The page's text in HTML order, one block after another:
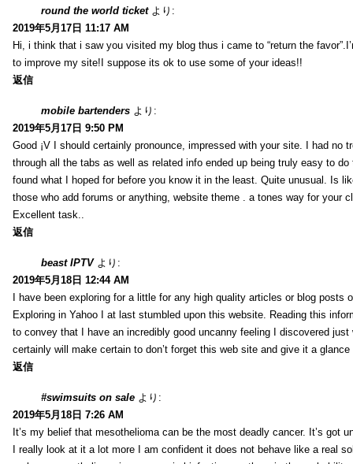
round the world ticket より:
2019年5月17日 11:17 AM
Hi, i think that i saw you visited my blog thus i came to “return the
to improve my site!I suppose its ok to use some of your ideas!!
返信
mobile bartenders より:
2019年5月17日 9:50 PM
Good ¡V I should certainly pronounce, impressed with your site. I had no
through all the tabs as well as related info ended up being truly easy to
found what I hoped for before you know it in the least. Quite unusual. Is
those who add forums or anything, website theme . a tones way for your
Excellent task..
返信
beast IPTV より:
2019年5月18日 12:44 AM
I have been exploring for a little for any high quality articles or blog posts
Exploring in Yahoo I at last stumbled upon this website. Reading this
to convey that I have an incredibly good uncanny feeling I discovered
certainly will make certain to don’t forget this web site and give it a
返信
#swimsuits on sale より:
2019年5月18日 7:26 AM
It’s my belief that mesothelioma can be the most deadly cancer. It’s got
I really look at it a lot more I am confident it does not behave like a real